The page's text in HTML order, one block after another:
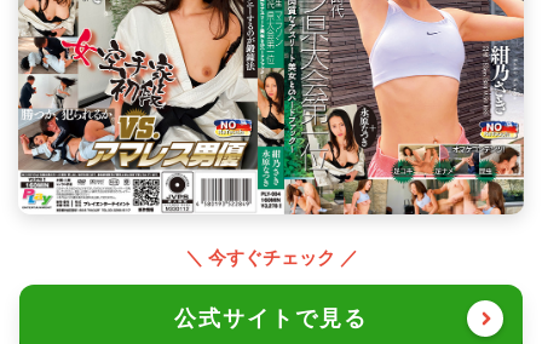
＼ 今すぐチェック ／
公式サイトで見る